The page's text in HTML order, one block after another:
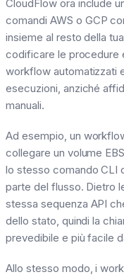
CloudFlow ora include
comandi AWS o GCP
insieme al resto della
codificare le procedure
workflow automatizzati
esecuzioni, anziché
manuali.
Ad esempio, un
collegare un volume
lo stesso comando CLI
parte del flusso. Dietro
stessa sequenza API
dello stato, quindi la
prevedibile e più facile
Allo stesso modo, i